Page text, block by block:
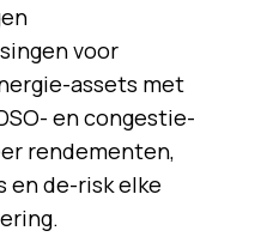
voor
assets met
en congestie-
rendementen,
en de-risk elke